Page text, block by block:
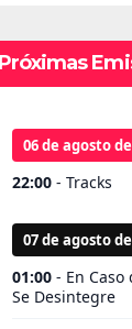
Próximas